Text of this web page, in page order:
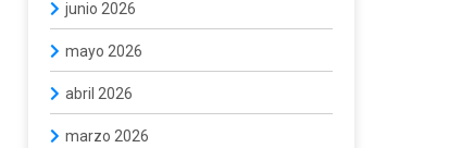
junio 2026
mayo 2026
abril 2026
marzo 2026